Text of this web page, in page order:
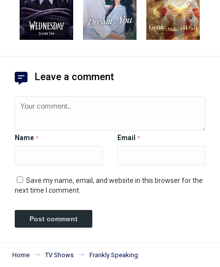
Leave a comment
Name * Email *
Save my name, email, and website in this browser for the
next time I comment.
Home TV Shows Frankly Speaking